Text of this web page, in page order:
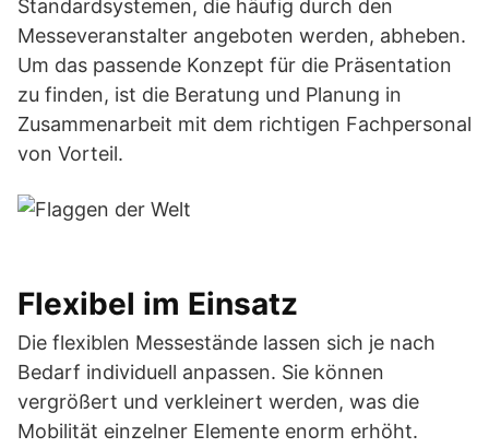
Standardsystemen, die häufig durch den
Messeveranstalter angeboten werden, abheben.
Um das passende Konzept für die Präsentation
zu finden, ist die Beratung und Planung in
Zusammenarbeit mit dem richtigen Fachpersonal
von Vorteil.
Flexibel im Einsatz
Die flexiblen Messestände lassen sich je nach
Bedarf individuell anpassen. Sie können
vergrößert und verkleinert werden, was die
Mobilität einzelner Elemente enorm erhöht.